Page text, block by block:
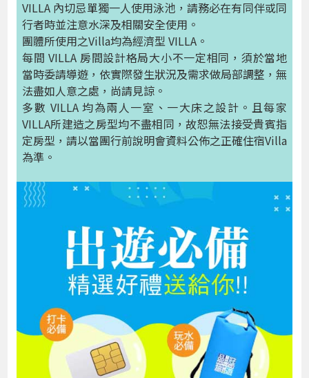
VILLA 內切忌單獨一人使用泳池，請務必在有同伴或同
行者時並注意水深及相關安全使用。
團體所使用之Villa均為經濟型 VILLA。
每間 VILLA 房間設計格局大小不一定相同，須於當地
當時委請導遊，依實際發生狀況及需求做局部調整，無
法盡如人意之處，尚請見諒。
多數 VILLA 均為兩人一室、一大床之設計。且每家
VILLA所建造之房型均不盡相同，故恕無法接受貴賓指
定房型，請以當團行前說明會資料公佈之正確住宿Villa
為準。